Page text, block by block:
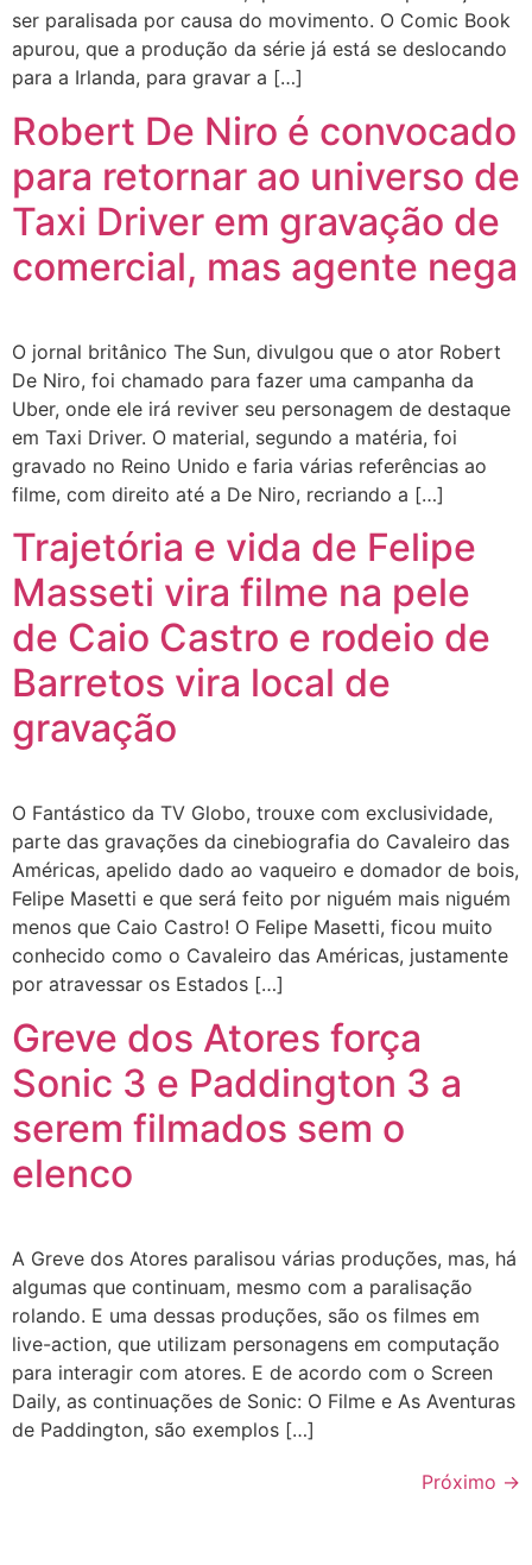
ser paralisada por causa do movimento. O Comic Book
apurou, que a produção da série já está se deslocando
para a Irlanda, para gravar a […]
Robert De Niro é convocado
para retornar ao universo de
Taxi Driver em gravação de
comercial, mas agente nega
O jornal britânico The Sun, divulgou que o ator Robert
De Niro, foi chamado para fazer uma campanha da
Uber, onde ele irá reviver seu personagem de destaque
em Taxi Driver. O material, segundo a matéria, foi
gravado no Reino Unido e faria várias referências ao
filme, com direito até a De Niro, recriando a […]
Trajetória e vida de Felipe
Masseti vira filme na pele
de Caio Castro e rodeio de
Barretos vira local de
gravação
O Fantástico da TV Globo, trouxe com exclusividade,
parte das gravações da cinebiografia do Cavaleiro das
Américas, apelido dado ao vaqueiro e domador de bois,
Felipe Masetti e que será feito por niguém mais niguém
menos que Caio Castro! O Felipe Masetti, ficou muito
conhecido como o Cavaleiro das Américas, justamente
por atravessar os Estados […]
Greve dos Atores força
Sonic 3 e Paddington 3 a
serem filmados sem o
elenco
A Greve dos Atores paralisou várias produções, mas, há
algumas que continuam, mesmo com a paralisação
rolando. E uma dessas produções, são os filmes em
live-action, que utilizam personagens em computação
para interagir com atores. E de acordo com o Screen
Daily, as continuações de Sonic: O Filme e As Aventuras
de Paddington, são exemplos […]
Próximo →